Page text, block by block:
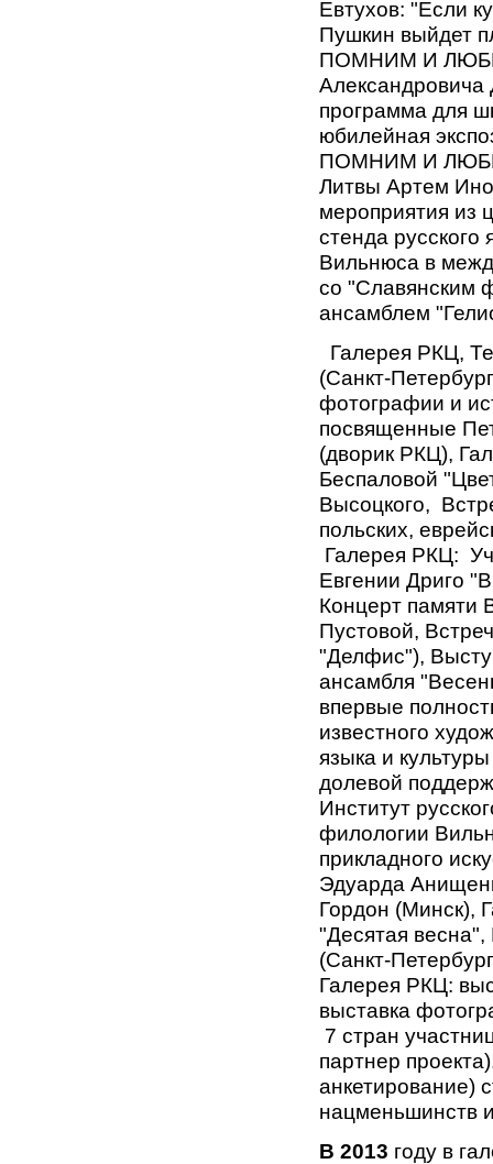
Евтухов: "Если
Пушкин выйдет
ПОМНИМ И
Александровича
программа для
юбилейная
ПОМНИМ И
Литвы Артем
мероприятия из
стенда
Вильнюса в
со "Славянским
ансамблем
Галерея РКЦ,
(Санкт-
фотографии и
посвященные
(дворик РКЦ),
Беспаловой
Высоцкого,
польских,
Галерея РКЦ:
Евгении Дриго
Концерт памяти
Пустовой,
"Делфис"),
ансамбля
впервые
известного
языка и
долевой
Институт
филологии
прикладного
Эдуарда
Гордон (Минск),
"Десятая
(Санкт-
Галерея РКЦ:
выставка
7 стран
партнер
анкетирование)
нацменьшинств
В 2013 году в